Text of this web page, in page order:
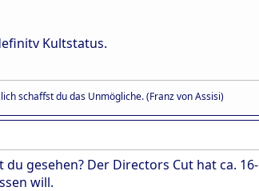
Kultstatus.
schaffst du das Unmögliche. (Franz von Assisi)
du gesehen? Der Directors Cut hat ca.
will.